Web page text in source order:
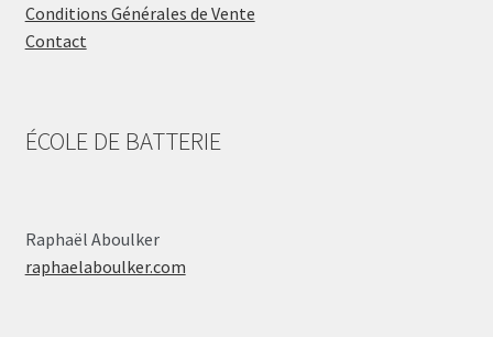
Conditions Générales de Vente
Contact
ÉCOLE DE BATTERIE
Raphaël Aboulker
raphaelaboulker.com